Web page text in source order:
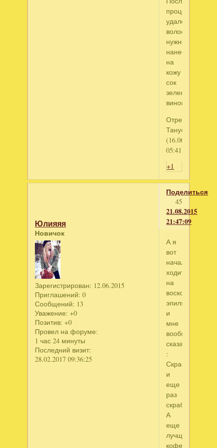
процедуры
удаления
волос
нужно
нанести
на
кожу
сок
зеленого
винограда.
Танусик
(16.06.2015
05:41:46)
+1
Поделиться
45
21.08.2015
21:47:09
Юлияяя
Новичок
Зарегистрирован: 12.06.2015
Приглашений: 0
Сообщений: 13
Уважение: +0
Позитив: +0
Провел на форуме:
1 час 24 минуты
Последний визит:
28.02.2017 09:36:25
А я
вот
начала
ходить
на
восковую
эпиляцию
и
мне
вообще
сказали
:
и
еще
раз
скрабироватся.
А
еще
лучще
кофейной